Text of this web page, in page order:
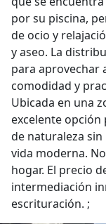
por su piscina,
de ocio y
y aseo. La
para aprovechar
comodidad y
Ubicada en una
excelente opción
de naturaleza
vida moderna.
hogar. El precio
intermediación
escrituración. ;